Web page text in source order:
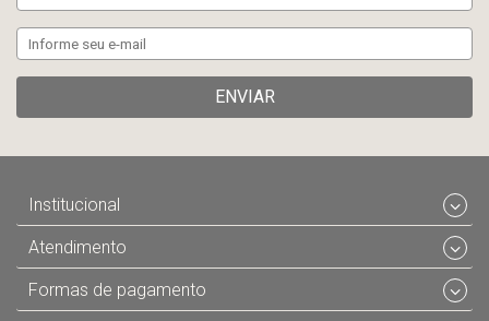
ENVIAR
Institucional
Atendimento
Formas de pagamento